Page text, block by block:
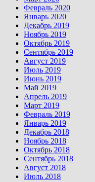
Февраль 2020
Январь 2020
Декабрь 2019
Ноябрь 2019
Октябрь 2019
Сентябрь 2019
Август 2019
Июль 2019
Июнь 2019
Май 2019
Апрель 2019
Март 2019
Февраль 2019
Январь 2019
Декабрь 2018
Ноябрь 2018
Октябрь 2018
Сентябрь 2018
Август 2018
Июль 2018